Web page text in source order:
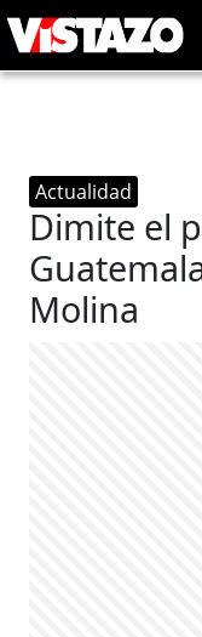
Actualidad
Dimite el
Molina